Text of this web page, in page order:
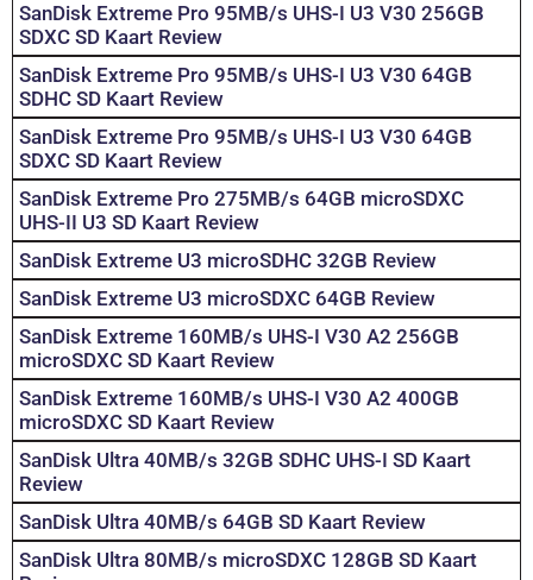
SanDisk Extreme Pro 95MB/s UHS-I U3 V30 256GB
SDXC SD Kaart Review
SanDisk Extreme Pro 95MB/s UHS-I U3 V30 64GB
SDHC SD Kaart Review
SanDisk Extreme Pro 95MB/s UHS-I U3 V30 64GB
SDXC SD Kaart Review
SanDisk Extreme Pro 275MB/s 64GB microSDXC
UHS-II U3 SD Kaart Review
SanDisk Extreme U3 microSDHC 32GB Review
SanDisk Extreme U3 microSDXC 64GB Review
SanDisk Extreme 160MB/s UHS-I V30 A2 256GB
microSDXC SD Kaart Review
SanDisk Extreme 160MB/s UHS-I V30 A2 400GB
microSDXC SD Kaart Review
SanDisk Ultra 40MB/s 32GB SDHC UHS-I SD Kaart
Review
SanDisk Ultra 40MB/s 64GB SD Kaart Review
SanDisk Ultra 80MB/s microSDXC 128GB SD Kaart